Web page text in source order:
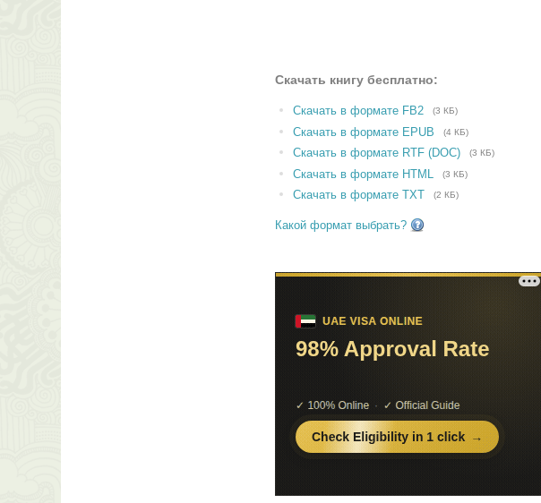
Скачать книгу бесплатно:
Скачать в формате FB2 (3 КБ)
Скачать в формате EPUB (4 КБ)
Скачать в формате RTF (DOC) (3 КБ)
Скачать в формате HTML (3 КБ)
Скачать в формате TXT (2 КБ)
Какой формат выбрать?